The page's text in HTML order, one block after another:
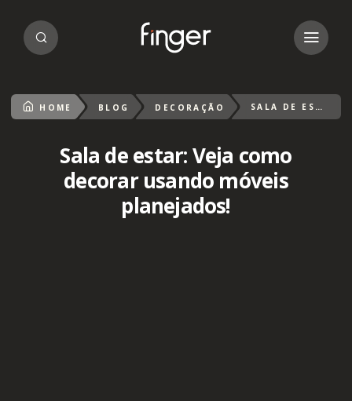
HOME BLOG DECORAÇÃO SALA DE ESTAR: VEJA COMO DECORAR USANDO MÓVEIS PLANEJADOS!
Sala de estar: Veja como
decorar usando móveis
planejados!